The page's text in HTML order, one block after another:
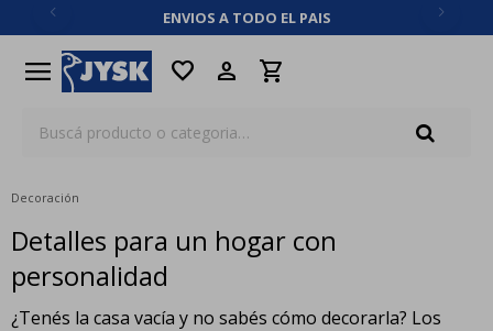
ENVIOS A TODO EL PAIS
menu favorite
Decoración
Detalles para un hogar con
personalidad
¿Tenés la casa vacía y no sabés cómo decorarla? Los
close